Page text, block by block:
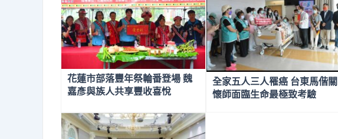
花蓮市部落豐年祭輪番登場 魏
嘉彥與族人共享豐收喜悅
全家五人三人罹癌 台東馬偕關
懷師面臨生命最極致考驗